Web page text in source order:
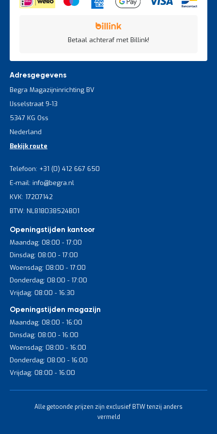
Betaal achteraf met Billink!
Adresgegevens
Begra Magazijninrichting BV
IJsselstraat 9-13
5347 KG Oss
Nederland
Bekijk route
Telefoon: +31 (0) 412 667 650
E-mail: info@begra.nl
KVK: 17207142
BTW: NL818038524B01
Openingstijden kantoor
Maandag: 08:00 - 17:00
Dinsdag: 08:00 - 17:00
Woensdag: 08:00 - 17:00
Donderdag: 08:00 - 17:00
Vrijdag: 08:00 - 16:30
Openingstijden magazijn
Maandag: 08:00 - 16:00
Dinsdag: 08:00 - 16:00
Woensdag: 08:00 - 16:00
Donderdag: 08:00 - 16:00
Vrijdag: 08:00 - 16:00
Alle getoonde prijzen zijn exclusief BTW tenzij anders
vermeld